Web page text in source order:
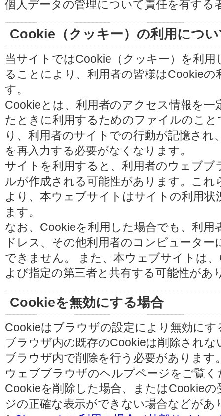
個人データの管理について責任を有する
Cookie（クッキー）の利用につ
当サイトではCookie（クッキー）を利
ることにより、利用者の皆様はCookie
す。
Cookieとは、利用者のアクセス情報を
たときに利用するためのファイルのこ
り、利用者のサイトでの行動が記憶さ
を再入力する必要がなくなります。
サイトを利用すると、利用者のウェブ
ルが作成される可能性があります。こ
より、本ウェブサイトはサイトの利用
ます。
なお、Cookieを利用した場合でも、利用
ドレス、その他利用者のコンピュータ
できません。 また、本ウェブサイトは
よび指定の第三者と共有する可能性があ
Cookieを無効にする場合
Cookieはブラウザの設定により無効に
ブラウザ内の既存のCookieは削除され
ブラウザ内で削除を行う必要があります
ウェブブラウザのヘルプページをご覧く
Cookieを削除した場合、またはCookie
ジの正確な表示ができない場合などが